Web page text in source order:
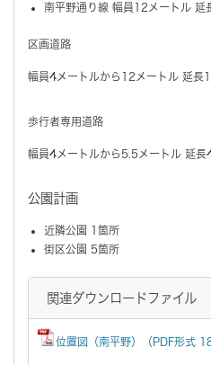
南平野通り線 幅員12メートル 延
区画道路
幅員4メートルから12メートル 延長
歩行者専用道路
幅員4メートルから5.5メートル 延
公園計画
近隣公園 1箇所
街区公園 5箇所
関連ダウンロードファイル
位置図（南平野）（PDF形式